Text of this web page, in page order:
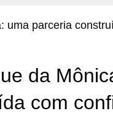
da
com